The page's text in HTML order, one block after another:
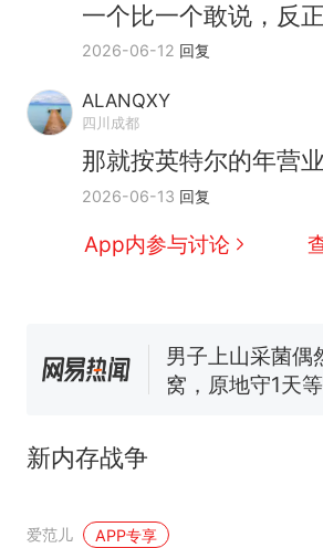
一个比一个敢说，反
2026-06-12 回复
ALANQXY
四川成都
那就按英特尔的年营
2026-06-13 回复
App内参与讨论
热 制裁瓜子饺
么？
新 那个在床头放
协会回应
男子上山采菌偶
窝，原地守1天
回大海 目击者
来源：参考消息
笔试第一被第
制裁瓜子饺
新内存战争
爱范儿 APP专享